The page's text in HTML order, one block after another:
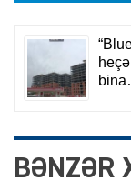
BƏNZƏR